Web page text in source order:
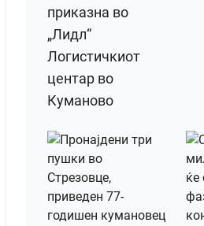
приказна во
„Лидл“
Логистичкиот
центар во
Куманово